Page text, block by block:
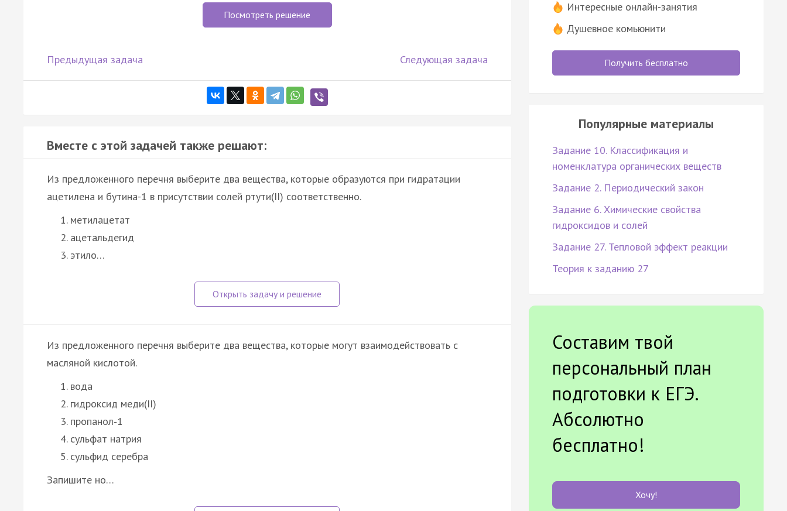
Посмотреть решение
Предыдущая задача Следующая задача
Вместе с этой задачей также решают:
Из предложенного перечня выберите два вещества, которые образуются при гидратации
ацетилена и бутина-1 в присутствии солей ртути(II) соответственно.
метилацетат
ацетальдегид
этило…
Из предложенного перечня выберите два вещества, которые могут взаимодействовать с
масляной кислотой.
вода
гидроксид меди(II)
пропанол‑1
сульфат натрия
сульфид серебра
Запишите но…
Интересные онлайн-занятия
Душевное комьюнити
Получить бесплатно
Популярные материалы
Задание 10. Классификация и
номенклатура органических веществ
Задание 2. Периодический закон
Задание 6. Химические свойства
гидроксидов и солей
Задание 27. Тепловой эффект реакции
Теория к заданию 27
Составим твой
персональный план
подготовки к ЕГЭ.
Абсолютно
бесплатно!
Хочу!